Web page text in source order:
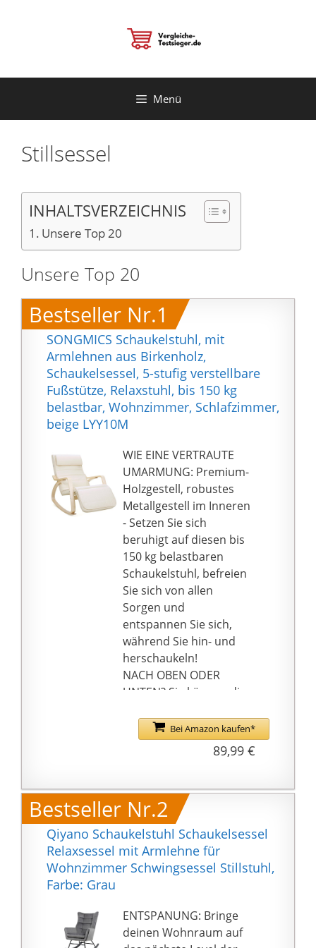
Menü
Stillsessel
INHALTSVERZEICHNIS
Unsere Top 20
Unsere Top 20
Bestseller Nr.1
SONGMICS Schaukelstuhl, mit
Armlehnen aus Birkenholz,
Schaukelsessel, 5-stufig verstellbare
Fußstütze, Relaxstuhl, bis 150 kg
belastbar, Wohnzimmer, Schlafzimmer,
beige LYY10M
WIE EINE VERTRAUTE
UMARMUNG: Premium-
Holzgestell, robustes
Metallgestell im Inneren
- Setzen Sie sich
beruhigt auf diesen bis
150 kg belastbaren
Schaukelstuhl, befreien
Sie sich von allen
Sorgen und
entspannen Sie sich,
während Sie hin- und
herschaukeln!
NACH OBEN ODER
UNTEN? Sie können die
Schaukelstuhls nach
Bedarf auf 5
verschiedene Höhen
ein Nickerchen auf dem
Schaukelstuhl machen
oder Bücher lesen
wollen, Ihre Sitzposition
wird stets komfortabel
KOMFORTABEL! Dieser
ergonomisch geformte
Bei Amazon kaufen*
89,99 €
Bestseller Nr.2
Qiyano Schaukelstuhl Schaukelsessel
Relaxsessel mit Armlehne für
Wohnzimmer Schwingsessel Stillstuhl,
Farbe: Grau
ENTSPANUNG: Bringe
deinen Wohnraum auf